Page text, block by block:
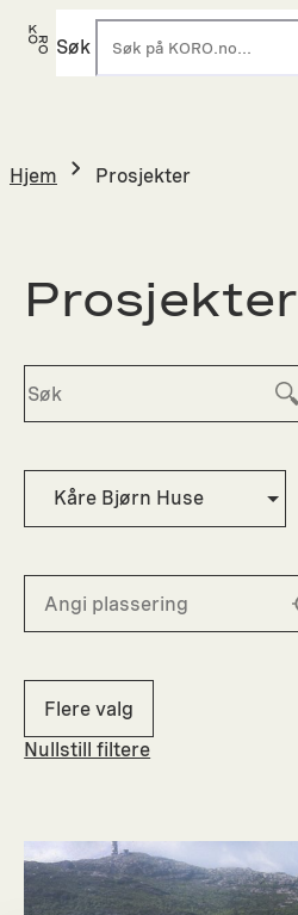
Hopp
Søk
Hjem Prosjekter
Prosjekter
Kåre Bjørn Huse
Flere valg
Nullstill filtere